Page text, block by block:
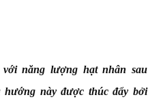
năng lượng hạt nhân sau
hướng này được thúc đẩy bởi